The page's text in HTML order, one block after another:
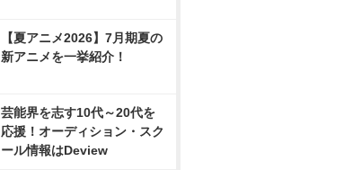
【夏アニメ2026】7月期夏の
新アニメを一挙紹介！
芸能界を志す10代～20代を
応援！オーディション・スク
ール情報はDeview